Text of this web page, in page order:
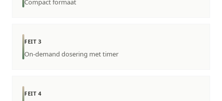
Compact formaat
FEIT 3
On-demand dosering met timer
FEIT 4